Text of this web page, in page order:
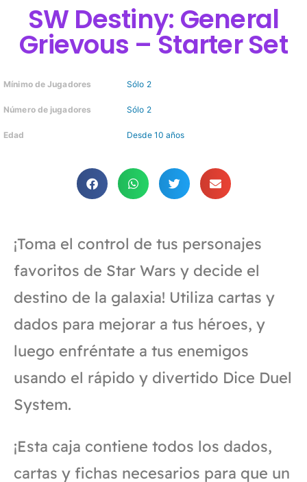
SW Destiny: General
Grievous – Starter Set
Mínimo de Jugadores Sólo 2
Número de jugadores Sólo 2
Edad Desde 10 años
¡Toma el control de tus personajes
favoritos de Star Wars y decide el
destino de la galaxia! Utiliza cartas y
dados para mejorar a tus héroes, y
luego enfréntate a tus enemigos
usando el rápido y divertido Dice Duel
System.
¡Esta caja contiene todos los dados,
cartas y fichas necesarios para que un